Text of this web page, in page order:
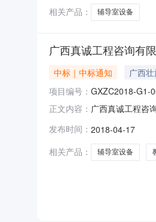
相关产品：
辅导室设备
广西真诚工程咨询有
中标｜中标通知
广西
项目编号： GXZC2018-G1-
正文内容： 广西真诚工程咨
04月16日评审专
发布时间： 2018-04-17
相关产品：
辅导室设备